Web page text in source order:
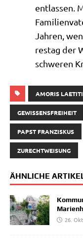
ent­las­sen.
Jah­ren,
res­tag der
schwe­ren
AMORIS
GEWISSENSFREIHEIT
PAPST FRANZISKUS
ZURECHTWEISUNG
ÄHNLICHE
26.